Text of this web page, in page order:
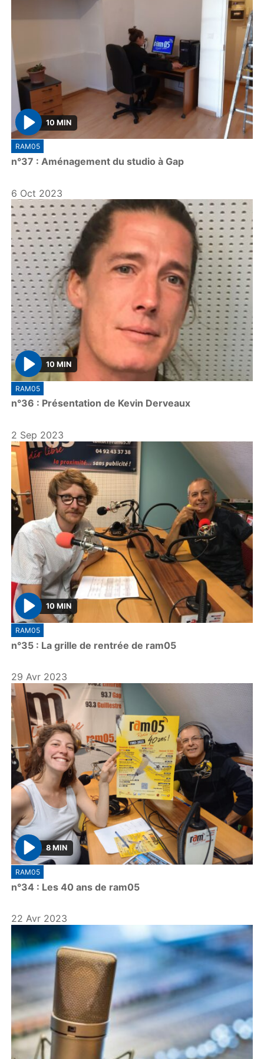
P
l
a
10 MIN
RAM05
n°37 : Aménagement du studio à Gap
6 Oct 2023
P
l
a
10 MIN
RAM05
n°36 : Présentation de Kevin Derveaux
2 Sep 2023
P
l
a
10 MIN
RAM05
n°35 : La grille de rentrée de ram05
29 Avr 2023
P
l
a
8 MIN
RAM05
n°34 : Les 40 ans de ram05
22 Avr 2023